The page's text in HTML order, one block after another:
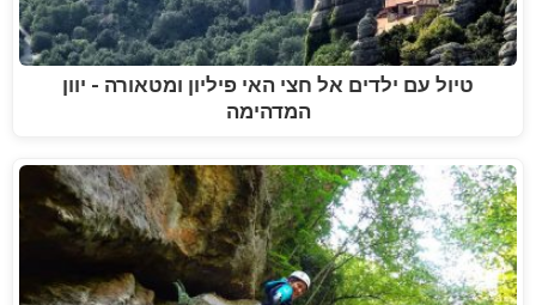
טיול עם ילדים אל חצי האי פיליון ומטאורה - יוון
המדהימה